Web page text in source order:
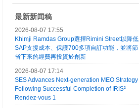
最新新闻稿
2026-08-07 17:55
Khimji Ramdas Group選擇Rimini Street以降低
SAP支援成本、保護700多項自訂功能，並將節
省下來的經費再投資於創新
2026-08-07 17:14
SES Advances Next-generation MEO Strategy
Following Successful Completion of IRIS²
Rendez-vous 1